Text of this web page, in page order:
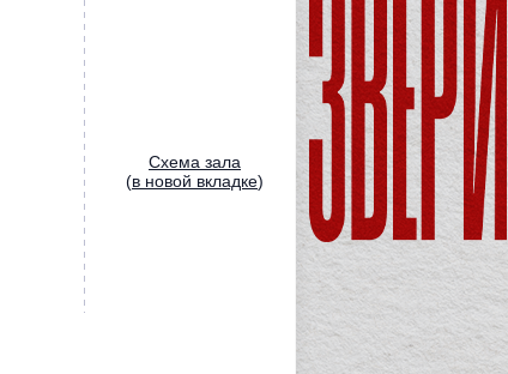
Cхема зала
(в новой вкладке)